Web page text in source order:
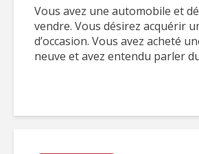
Vous avez une automobile et
vendre. Vous désirez acquérir
d’occasion. Vous avez acheté
neuve et avez entendu parler